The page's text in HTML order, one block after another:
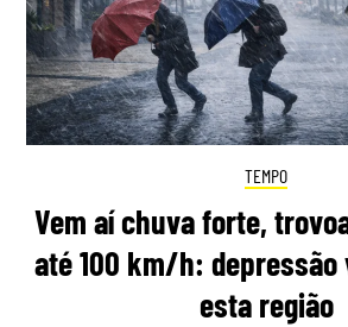
TEMPO
Vem aí chuva forte,
até 100 km/h: depressão
esta região